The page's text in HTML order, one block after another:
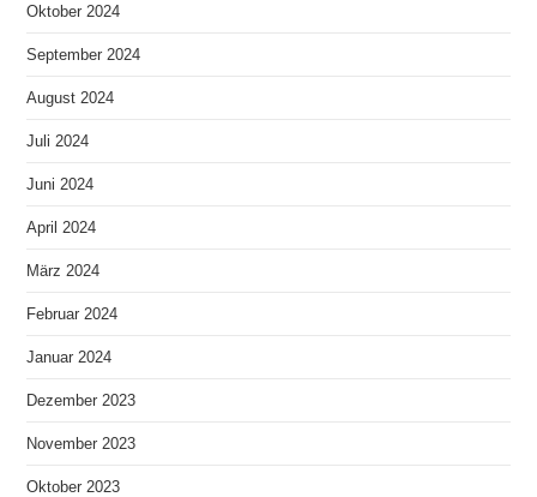
Oktober 2024
September 2024
August 2024
Juli 2024
Juni 2024
April 2024
März 2024
Februar 2024
Januar 2024
Dezember 2023
November 2023
Oktober 2023